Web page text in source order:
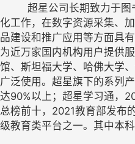
超星公司长期致力于图
化工作，在数字资源采集、
品建设和推广应用等方面具
为近万家国内机构用户提供
馆、斯坦福大学、哈佛大学
广泛使用。超星旗下的系列
达90%以上；超星学习通，
总榜前十，2021教育部发布
级教育类平台之一。其中本